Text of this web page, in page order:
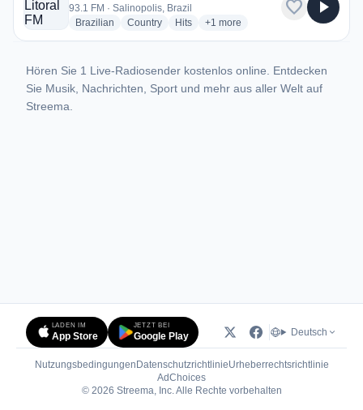
93.1 FM · Salinopolis, Brazil
Brazilian radio stations
Countryradio stations
Hitsradio stations
+1 more genres for Litoral FM
more
favorite play_arrow
Hören Sie 1 Live-Radiosender kostenlos online. Entdecken
Sie Musik, Nachrichten, Sport und mehr aus aller Welt auf
Streema.
LADEN IM
App Store
JETZT BEI
Google Play Deutsch
Nutzungsbedingungen DatenschutzrichtlinieUrheberrechtsrichtlinie
AdChoices(öffnet in neuem Tab)
© 2026 Streema, Inc. Alle Rechte vorbehalten